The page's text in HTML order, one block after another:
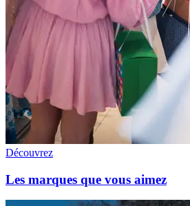
Découvrez
Les marques que vous aimez